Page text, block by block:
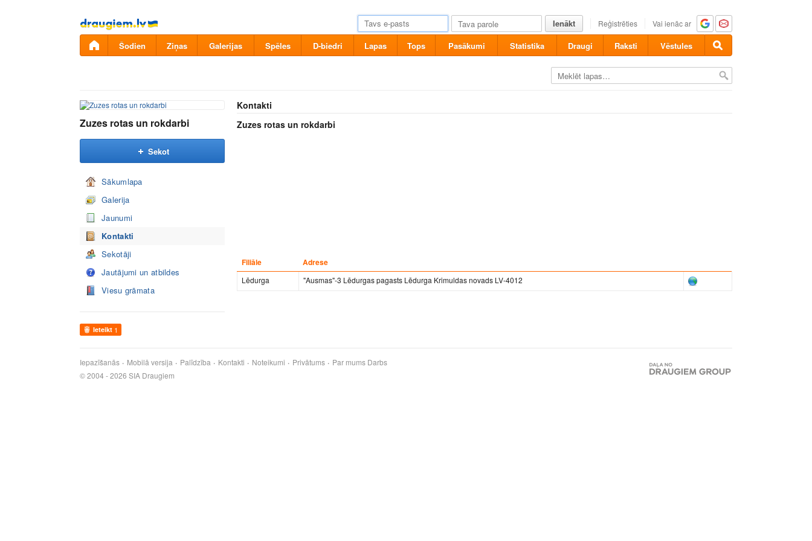
Pāriet
uz
saturu
Ienākt Reģistrēties Vai ienāc ar
Šodien Ziņas Galerijas Spēles D-biedri Lapas Tops Pasākumi Statistika Draugi Raksti Vēstules
Zuzes rotas un rokdarbi
Sekot
Sākumlapa
Galerija
Jaunumi
Kontakti
Sekotāji
Jautājumi un atbildes
Viesu grāmata
Ieteikt 1
Kontakti
Zuzes rotas un rokdarbi
Filiāle Adrese
Lēdurga "Ausmas"-3 Lēdurgas pagasts Lēdurga Krimuldas novads LV-4012
Iepazīšanās Mobilā versija Palīdzība Kontakti Noteikumi Privātums Par mums Darbs
© 2004 - 2026 SIA Draugiem